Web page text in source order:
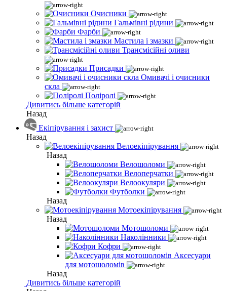
Очисники
Гальмівні рідини
Фарби
Мастила і змазки
Трансмісійні оливи
Присадки
Омивачі і очисники
скла
Поліролі
Дивитись більше категорій
Назад
Екіпірування і захист
Назад
Велоекіпірування
Назад
Велошоломи
Велоперчатки
Велоокуляри
Футболки
Назад
Мотоекіпірування
Назад
Мотошоломи
Наколінники
Кофри
Аксесуари
для мотошоломів
Назад
Дивитись більше категорій